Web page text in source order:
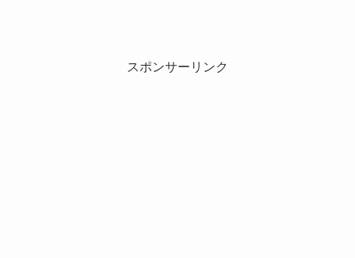
スポンサーリンク